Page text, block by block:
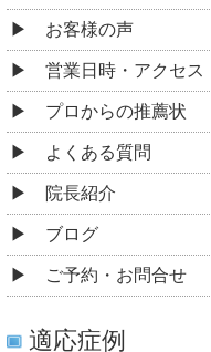
お客様の声
営業日時・アクセス
プロからの推薦状
よくある質問
院長紹介
ブログ
ご予約・お問合せ
適応症例